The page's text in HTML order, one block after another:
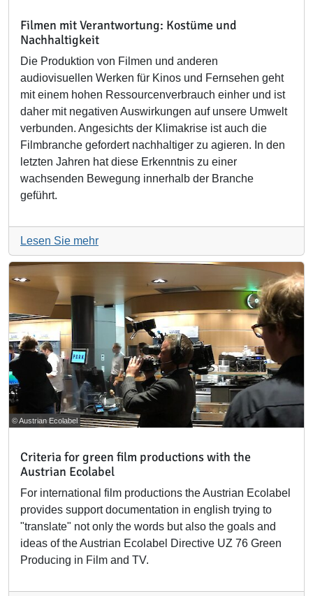
Filmen mit Verantwortung: Kostüme und
Nachhaltigkeit
Die Produktion von Filmen und anderen
audiovisuellen Werken für Kinos und Fernsehen geht
mit einem hohen Ressourcenverbrauch einher und ist
daher mit negativen Auswirkungen auf unsere Umwelt
verbunden. Angesichts der Klimakrise ist auch die
Filmbranche gefordert nachhaltiger zu agieren. In den
letzten Jahren hat diese Erkenntnis zu einer
wachsenden Bewegung innerhalb der Branche
geführt.
Lesen Sie mehr
© Austrian Ecolabel
Criteria for green film productions with the
Austrian Ecolabel
For international film productions the Austrian Ecolabel
provides support documentation in english trying to
"translate" not only the words but also the goals and
ideas of the Austrian Ecolabel Directive UZ 76 Green
Producing in Film and TV.